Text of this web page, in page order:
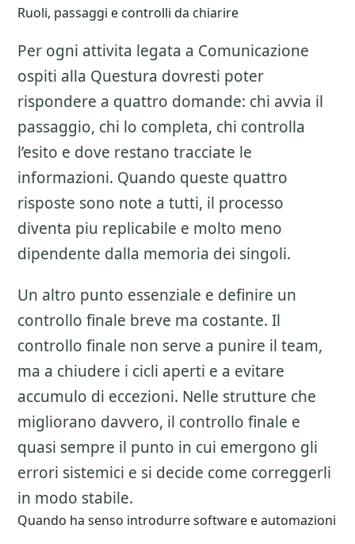
Ruoli, passaggi e controlli da chiarire
Per ogni attivita legata a Comunicazione
ospiti alla Questura dovresti poter
rispondere a quattro domande: chi avvia il
passaggio, chi lo completa, chi controlla
l’esito e dove restano tracciate le
informazioni. Quando queste quattro
risposte sono note a tutti, il processo
diventa piu replicabile e molto meno
dipendente dalla memoria dei singoli.
Un altro punto essenziale e definire un
controllo finale breve ma costante. Il
controllo finale non serve a punire il team,
ma a chiudere i cicli aperti e a evitare
accumulo di eccezioni. Nelle strutture che
migliorano davvero, il controllo finale e
quasi sempre il punto in cui emergono gli
errori sistemici e si decide come correggerli
in modo stabile.
Quando ha senso introdurre software e automazioni